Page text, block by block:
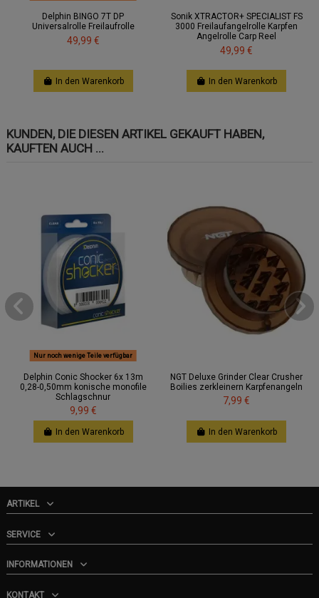
Delphin BINGO 7T DP
Universalrolle Freilaufrolle
49,99 €
In den Warenkorb
Sonik XTRACTOR+ SPECIALIST FS
3000 Freilaufangelrolle Karpfen
Angelrolle Carp Reel
49,99 €
In den Warenkorb
KUNDEN, DIE DIESEN ARTIKEL GEKAUFT HABEN,
KAUFTEN AUCH ...
Nur noch wenige Teile verfügbar
Delphin Conic Shocker 6x 13m
0,28-0,50mm konische monofile
Schlagschnur
9,99 €
In den Warenkorb
NGT Deluxe Grinder Clear Crusher
Boilies zerkleinern Karpfenangeln
7,99 €
In den Warenkorb
ARTIKEL
SERVICE
INFORMATIONEN
KONTAKT